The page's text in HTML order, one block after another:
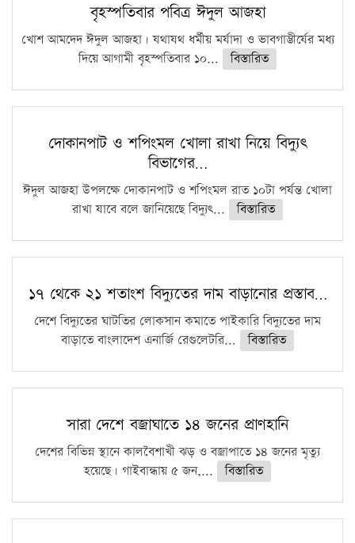
বৃহস্পতিবার পবিত্র ঈদুল আজহা
খোশ আমদেদ ঈদুল আজহা। যথাযথ ধর্মীয় মর্যাদা ও ভাবগাম্ভীর্যের মধ্য
দিয়ে আগামী বৃহস্পতিবার ১০...
বিস্তারিত
দোকানপাট ও শপিংমল খোলা রাখা নিয়ে বিদ্যুৎ
বিভাগের…
ঈদুল আজহা উপলক্ষে দোকানপাট ও শপিংমল রাত ১০টা পর্যন্ত খোলা
রাখা যাবে বলে জানিয়েছে বিদ্যুৎ...
বিস্তারিত
১৭ থেকে ২১ শতাংশ বিদ্যুতের দাম বাড়ানোর প্রস্তাব…
দেশে বিদ্যুতের ঘাটতির লোকসান কমাতে পাইকারি বিদ্যুতের দাম
বাড়াতে বাংলাদেশ এনার্জি রেগুলেটরি...
বিস্তারিত
সারা দেশে বজ্রাঘাতে ১৪ জনের প্রাণহানি
দেশের বিভিন্ন স্থানে কালবৈশাখী ঝড় ও বজ্রাপাতে ১৪ জনের মৃত্যু
হয়েছে। গাইবান্ধায় ৫ জন,...
বিস্তারিত